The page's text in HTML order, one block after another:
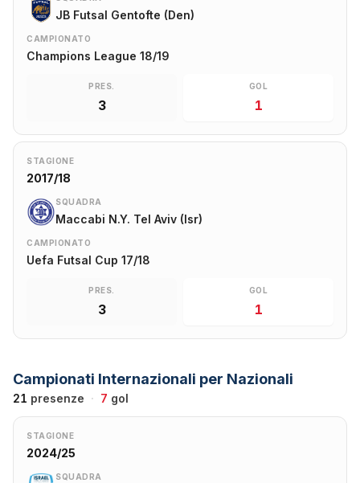
JB Futsal Gentofte (Den)
CAMPIONATO
Champions League 18/19
PRES.
3
GOL
1
STAGIONE
2017/18
SQUADRA
Maccabi N.Y. Tel Aviv (Isr)
CAMPIONATO
Uefa Futsal Cup 17/18
PRES.
3
GOL
1
Campionati Internazionali per Nazionali
21 presenze · 7 gol
STAGIONE
2024/25
SQUADRA